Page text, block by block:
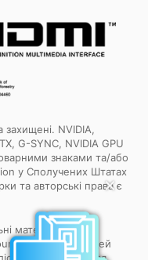
✕
захищені. NVIDIA,
G-SYNC, NVIDIA GPU
знаками та/або
у Сполучених Штатах
та авторські права є
матеріали,
Обираючи цей